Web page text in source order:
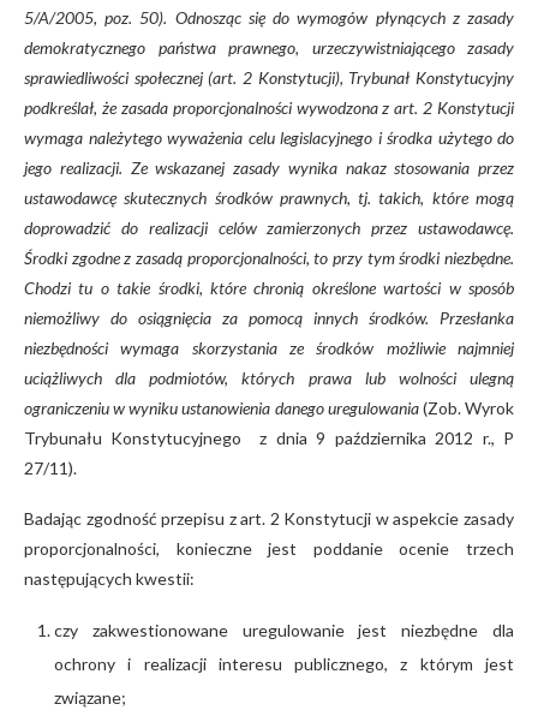
5/A/2005, poz. 50). Odnosząc się do wymogów płynących z zasady
demokratycznego państwa prawnego, urzeczywistniającego zasady
sprawiedliwości społecznej (art. 2 Konstytucji), Trybunał Konstytucyjny
podkreślał, że zasada proporcjonalności wywodzona z art. 2 Konstytucji
wymaga należytego wyważenia celu legislacyjnego i środka użytego do
jego realizacji. Ze wskazanej zasady wynika nakaz stosowania przez
ustawodawcę skutecznych środków prawnych, tj. takich, które mogą
doprowadzić do realizacji celów zamierzonych przez ustawodawcę.
Środki zgodne z zasadą proporcjonalności, to przy tym środki niezbędne.
Chodzi tu o takie środki, które chronią określone wartości w sposób
niemożliwy do osiągnięcia za pomocą innych środków. Przesłanka
niezbędności wymaga skorzystania ze środków możliwie najmniej
uciążliwych dla podmiotów, których prawa lub wolności ulegną
ograniczeniu w wyniku ustanowienia danego uregulowania(Zob. Wyrok
Trybunału Konstytucyjnego z dnia 9 października 2012 r., P
27/11).
Badając zgodność przepisu z art. 2 Konstytucji w aspekcie zasady
proporcjonalności, konieczne jest poddanie ocenie trzech
następujących kwestii:
czy zakwestionowane uregulowanie jest niezbędne dla
ochrony i realizacji interesu publicznego, z którym jest
związane;